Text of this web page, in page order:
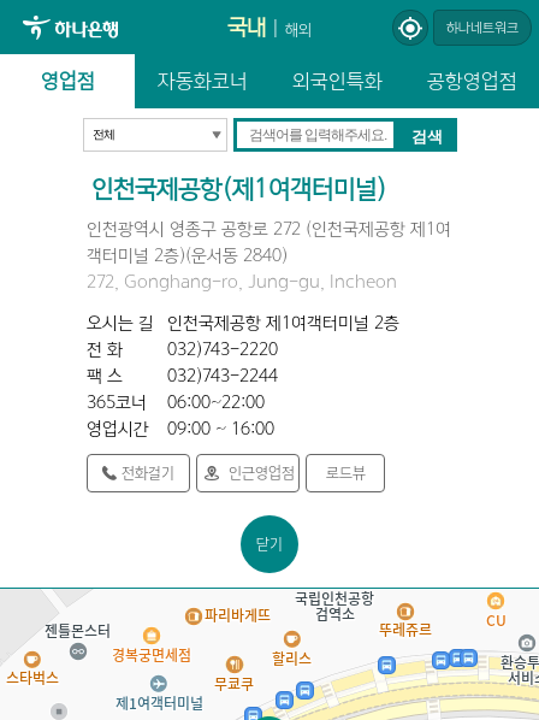
국내 해외 하나네트워크
영업점 자동화코너 외국인특화 공항영업점
인천국제공항(제1여객터미널)
인천광역시 영종구 공항로 272 (인천국제공항 제1여
객터미널 2층)(운서동 2840)
272, Gonghang-ro, Jung-gu, Incheon
오시는 길
인천국제공항 제1여객터미널 2층
전 화
032)743-2220
팩 스
032)743-2244
365코너
06:00~22:00
영업시간
09:00 ~ 16:00
전화걸기 인근영업점 로드뷰
닫기